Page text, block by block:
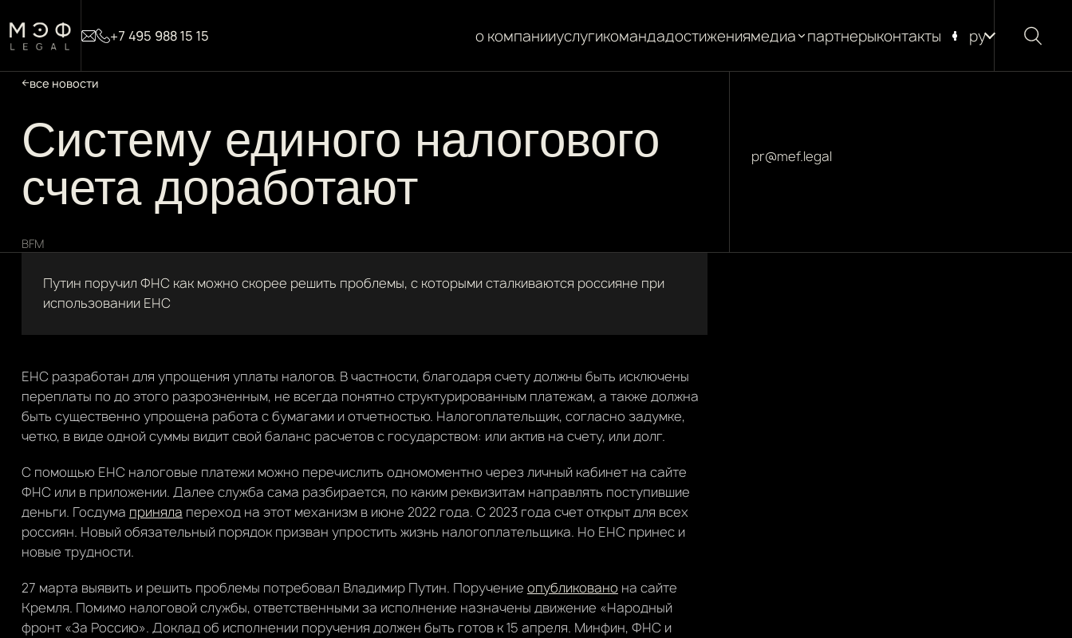
+7 495 988 15 15 о компанииуслугикомандадостижениямедиа
новости
партнерыконтакты ру
все новости
Систему единого налогового
счета доработают
BFM
pr@mef.legal
Путин поручил ФНС как можно скорее решить проблемы, с которыми сталкиваются россияне при
использовании ЕНС
ЕНС разработан для упрощения уплаты налогов. В частности, благодаря счету должны быть исключены
переплаты по до этого разрозненным, не всегда понятно структурированным платежам, а также должна
быть существенно упрощена работа с бумагами и отчетностью. Налогоплательщик, согласно задумке,
четко, в виде одной суммы видит свой баланс расчетов с государством: или актив на счету, или долг.
С помощью ЕНС налоговые платежи можно перечислить одномоментно через личный кабинет на сайте
ФНС или в приложении. Далее служба сама разбирается, по каким реквизитам направлять поступившие
деньги. Госдума приняла переход на этот механизм в июне 2022 года. С 2023 года счет открыт для всех
россиян. Новый обязательный порядок призван упростить жизнь налогоплательщика. Но ЕНС принес и
новые трудности.
27 марта выявить и решить проблемы потребовал Владимир Путин. Поручение опубликовано на сайте
Кремля. Помимо налоговой службы, ответственными за исполнение назначены движение «Народный
фронт «За Россию». Доклад об исполнении поручения должен быть готов к 15 апреля. Минфин, ФНС и